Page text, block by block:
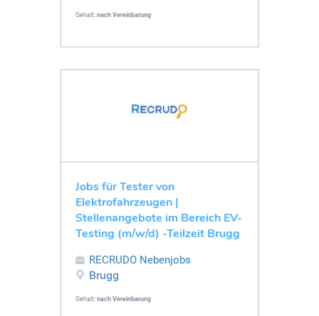
Gehalt: nach Vereinbarung
Jobs für Tester von
Elektrofahrzeugen |
Stellenangebote im Bereich EV-
Testing (m/w/d) -Teilzeit Brugg
RECRUDO Nebenjobs
Brugg
Gehalt: nach Vereinbarung